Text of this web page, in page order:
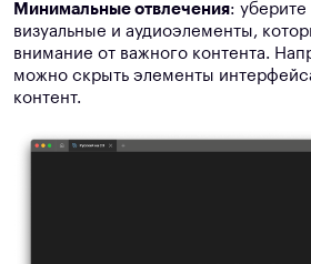
Минимальные отвлечения:
визуальные и аудиоэлементы,
внимание от важного контента.
можно скрыть элементы
контент.